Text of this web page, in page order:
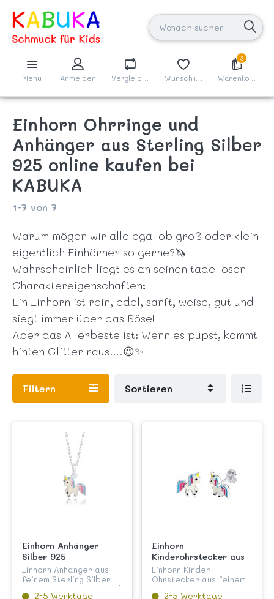
Menü Anmelden
3
Warenkorb
Einhorn Ohrringe und
Anhänger aus Sterling Silber
925 online kaufen bei
KABUKA
1-7 von 7
Warum mögen wir alle egal ob groß oder klein
eigentlich Einhörner so gerne?🦄
Wahrscheinlich liegt es an seinen tadellosen
Charaktereigenschaften:
Ein Einhorn ist rein, edel, sanft, weise, gut und
siegt immer über das Böse!
Aber das Allerbeste ist: Wenn es pupst, kommt
hinten Glitter raus….😉✨
Filtern Sortieren
Einhorn Anhänger
Silber 925
handlackiert
Einhorn Anhänger aus
feinem Sterling Silber
925 anlaufgeschützt und
2-5 Werktage
Einhorn
Kinderohrstecker aus
Silber 925 weiß
handlackiert
Einhorn Kinder
Ohrstecker aus feinem
Sterling Silber 925
2-5 Werktage